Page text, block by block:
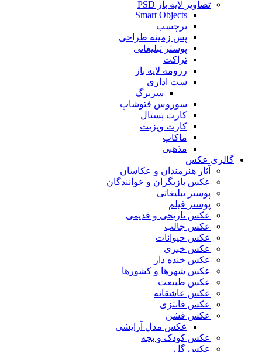
تصاویر لایه باز PSD
Smart Objects
برچسب
پس زمینه طراحی
پوستر تبلیغاتی
تراکت
رزومه لایه باز
ست اداری
سربرگ
سوروس فتوشاپ
کارت پستال
کارت ویزیت
ماکاپ
مذهبی
گالری عکس
آثار هنرمندان و عکاسان
عکس بازیگران و خوانندگان
پوستر تبلیغاتی
پوستر فیلم
عکس تاریخی و قدیمی
عکس جالب
عکس حیوانات
عکس خبری
عکس خنده دار
عکس شهرها و کشورها
عکس طبیعت
عکس عاشقانه
عکس فانتزی
عکس فشن
عکس مدل آرایشی
عکس کودک و بچه
عکس گل